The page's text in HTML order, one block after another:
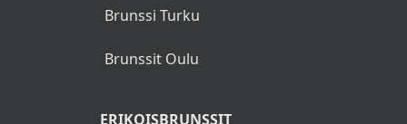
Brunssi Turku
Brunssit Oulu
ERIKOISBRUNSSIT